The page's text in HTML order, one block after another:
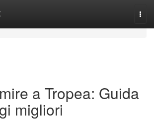
a Tropea: Guida
migliori